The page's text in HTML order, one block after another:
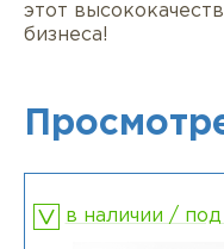
этот
бизнеса!
в наличии / под